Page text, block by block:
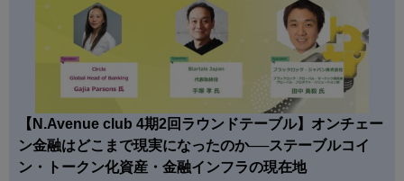
【N.Avenue club 4期2回ラウンドテーブル】オンチェー
ン金融はどこまで現実になったのか──ステーブルコイ
ン・トークン化資産・金融インフラの現在地